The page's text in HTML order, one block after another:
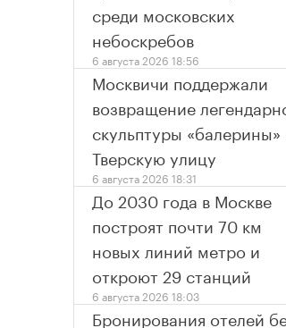
среди московских
небоскребов
6 августа 2026 18:56
Москвичи поддержали
возвращение
скульптуры «балерины»
Тверскую улицу
6 августа 2026 18:31
До 2030 года в Москве
построят почти 70 км
новых линий метро и
откроют 29 станций
6 августа 2026 18:03
Бронирования отелей